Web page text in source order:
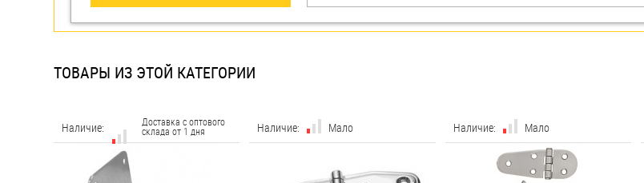
Шайбы
Штифты и пальцы
ТОВАРЫ ИЗ ЭТОЙ КАТЕГОРИИ
Наличие: Доставка с оптового
склада от 1 дня Наличие: Мало Наличие: Мало
склада от 1 днясклада от 1 дня